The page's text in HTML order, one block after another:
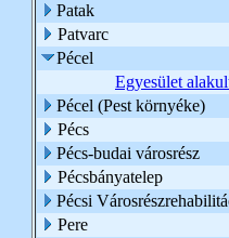
Patak
Patvarc
Pécel
Egyesület
Pécel (Pest környéke)
Pécs
Pécs-budai városrész
Pécsbányatelep
Pécsi
Pere